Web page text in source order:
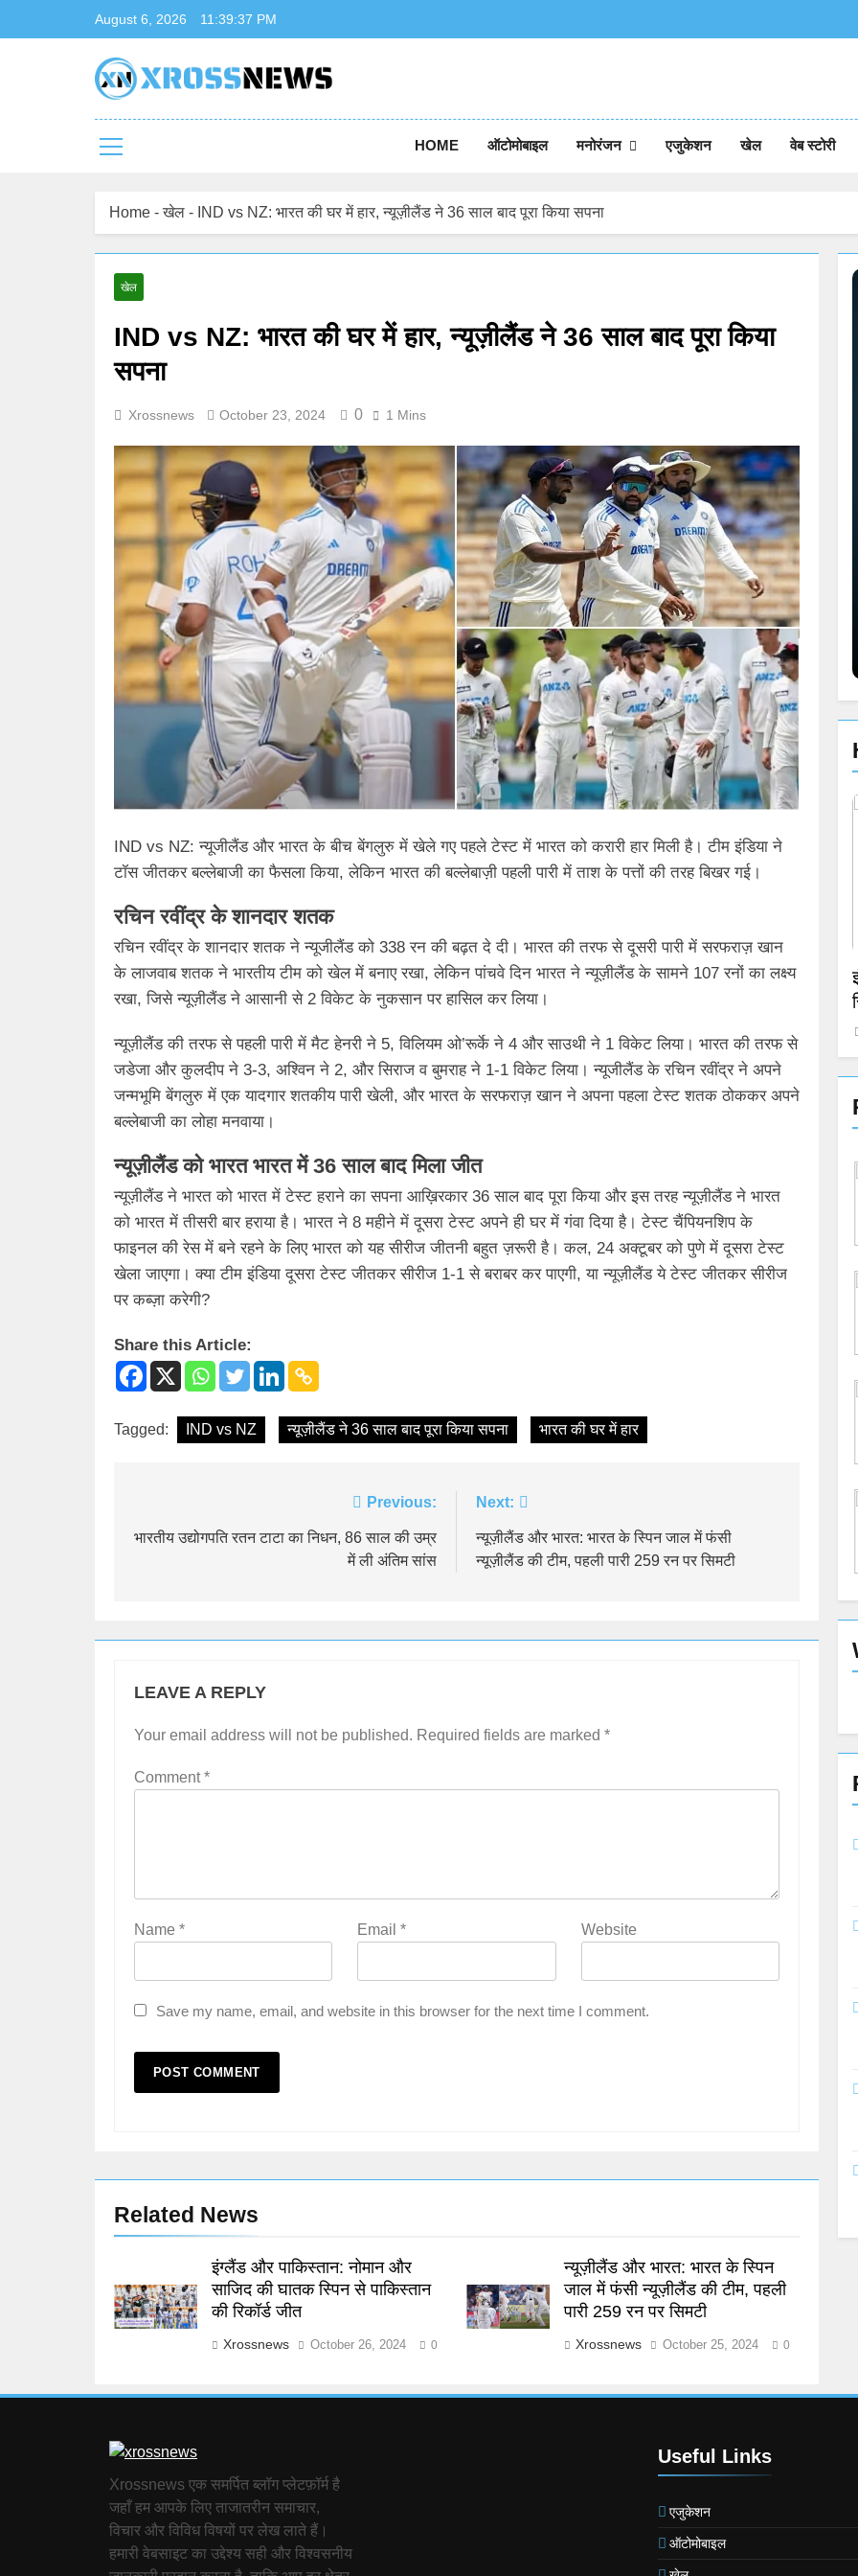
August 6, 2026 11:39:38 PM
Stay Connected, Stay Informed
HOME ऑटोमोबाइल मनोरंजन एजुकेशन खेल वेब स्टोरी
Home -खेल - IND vs NZ: भारत की घर में हार, न्यूज़ीलैंड ने 36 साल बाद पूरा किया सपना
खेल
IND vs NZ: भारत की घर में हार, न्यूज़ीलैंड ने 36 साल बाद पूरा किया
सपना
Xrossnews October 23, 2024 0 1 Mins
IND vs NZ: न्यूजीलैंड और भारत के बीच बेंगलुरु में खेले गए पहले टेस्ट में भारत को करारी हार मिली है। टीम इंडिया ने
टॉस जीतकर बल्लेबाजी का फैसला किया, लेकिन भारत की बल्लेबाज़ी पहली पारी में ताश के पत्तों की तरह बिखर गई।
रचिन रवींद्र के शानदार शतक
रचिन रवींद्र के शानदार शतक ने न्यूजीलैंड को 338 रन की बढ़त दे दी। भारत की तरफ से दूसरी पारी में सरफराज़ खान
के लाजवाब शतक ने भारतीय टीम को खेल में बनाए रखा, लेकिन पांचवे दिन भारत ने न्यूज़ीलैंड के सामने 107 रनों का लक्ष्य
रखा, जिसे न्यूज़ीलैंड ने आसानी से 2 विकेट के नुकसान पर हासिल कर लिया।
न्यूज़ीलैंड की तरफ से पहली पारी में मैट हेनरी ने 5, विलियम ओ’रूर्के ने 4 और साउथी ने 1 विकेट लिया। भारत की तरफ से
जडेजा और कुलदीप ने 3-3, अश्विन ने 2, और सिराज व बुमराह ने 1-1 विकेट लिया। न्यूजीलैंड के रचिन रवींद्र ने अपने
जन्मभूमि बेंगलुरु में एक यादगार शतकीय पारी खेली, और भारत के सरफराज़ खान ने अपना पहला टेस्ट शतक ठोककर अपने
बल्लेबाजी का लोहा मनवाया।
न्यूज़ीलैंड को भारत भारत में 36 साल बाद मिला जीत
न्यूज़ीलैंड ने भारत को भारत में टेस्ट हराने का सपना आख़िरकार 36 साल बाद पूरा किया और इस तरह न्यूज़ीलैंड ने भारत
को भारत में तीसरी बार हराया है। भारत ने 8 महीने में दूसरा टेस्ट अपने ही घर में गंवा दिया है। टेस्ट चैंपियनशिप के
फाइनल की रेस में बने रहने के लिए भारत को यह सीरीज जीतनी बहुत ज़रूरी है। कल, 24 अक्टूबर को पुणे में दूसरा टेस्ट
खेला जाएगा। क्या टीम इंडिया दूसरा टेस्ट जीतकर सीरीज 1-1 से बराबर कर पाएगी, या न्यूज़ीलैंड ये टेस्ट जीतकर सीरीज
पर कब्ज़ा करेगी?
Share this Article:
Tagged: IND vs NZ न्यूज़ीलैंड ने 36 साल बाद पूरा किया सपना भारत की घर में हार
navigation
Previous:
भारतीय उद्योगपति रतन टाटा का निधन, 86 साल की उम्र
में ली अंतिम सांस
Next:
न्यूज़ीलैंड और भारत: भारत के स्पिन जाल में फंसी
न्यूज़ीलैंड की टीम, पहली पारी 259 रन पर सिमटी
LEAVE A REPLY
Your email address will not be published. Required fields are marked *
Comment*
Name * Email* Website
Save my name, email, and website in this browser for the next time I comment.
Related News
इंग्लैंड और पाकिस्तान: नोमान और
साजिद की घातक स्पिन से पाकिस्तान
की रिकॉर्ड जीत
Xrossnews October 26, 2024 0
न्यूज़ीलैंड और भारत: भारत के स्पिन
जाल में फंसी न्यूज़ीलैंड की टीम, पहली
पारी 259 रन पर सिमटी
Xrossnews October 25, 2024 0
IND vs NZ: भारत की घर में हार, न्यूज़ीलैंड ने 36
साल बाद पूरा किया सपना
October 25, 2024
एजुकेशन
Bihar Teacher Transfer: शिक्षकों के ट्रांसफर
पर रोक, नई नियमावली पर पुनर्विचार की तैयारी
October 25, 2024
Xrossnews एक समर्पित ब्लॉग प्लेटफ़ॉर्म है
जहाँ हम आपके लिए ताजातरीन समाचार,
विचार और विविध विषयों पर लेख लाते हैं।
हमारी वेबसाइट का उद्देश्य सही और विश्वसनीय
Useful Links
एजुकेशन
ऑटोमोबाइल